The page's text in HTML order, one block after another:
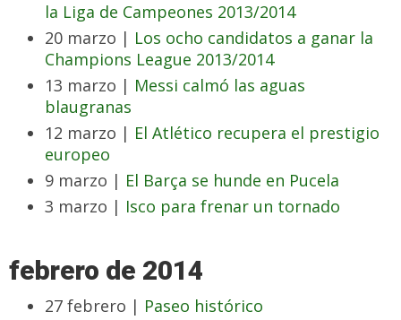
la Liga de Campeones 2013/2014
20 marzo | Los ocho candidatos a ganar la
Champions League 2013/2014
13 marzo | Messi calmó las aguas
blaugranas
12 marzo | El Atlético recupera el prestigio
europeo
9 marzo | El Barça se hunde en Pucela
3 marzo | Isco para frenar un tornado
febrero de 2014
27 febrero | Paseo histórico